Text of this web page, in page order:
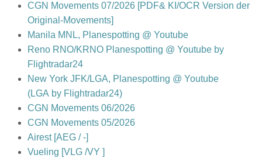
CGN Movements 07/2026 [PDF& KI/OCR Version der
Original-Movements]
Manila MNL, Planespotting @ Youtube
Reno RNO/KRNO Planespotting @ Youtube by
Flightradar24
New York JFK/LGA, Planespotting @ Youtube
(LGA by Flightradar24)
CGN Movements 06/2026
CGN Movements 05/2026
Airest [AEG / -]
Vueling [VLG /VY ]